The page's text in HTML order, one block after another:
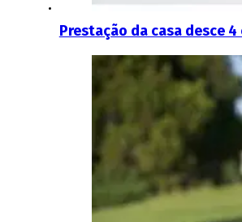
Prestação da casa desce